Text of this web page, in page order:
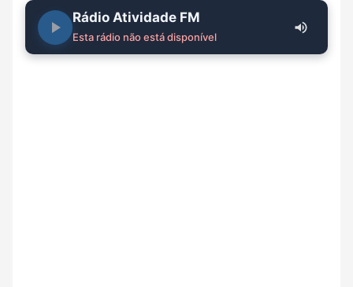
Rádio Atividade FM
Esta rádio não está disponível